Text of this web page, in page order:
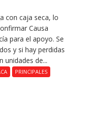
con caja seca, lo
Causa
para el apoyo. Se
y si hay perdidas
unidades de...
PRINCIPALES